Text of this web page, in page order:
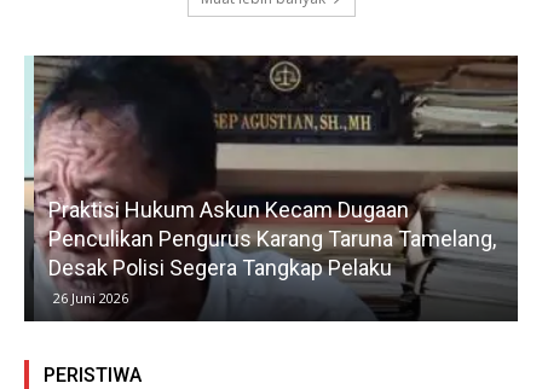
Praktisi Hukum Askun Kecam Dugaan
Penculikan Pengurus Karang Taruna Tamelang,
Desak Polisi Segera Tangkap Pelaku
26 Juni 2026
PERISTIWA